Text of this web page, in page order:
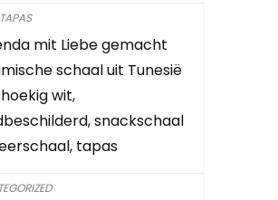
mit Liebe gemacht
schaal uit Tunesië
wit,
snackschaal
tapas